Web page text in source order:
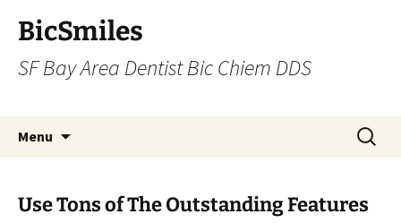
BicSmiles
SF Bay Area Dentist Bic Chiem DDS
Menu
Search
for:
Use Tons of The Outstanding Features